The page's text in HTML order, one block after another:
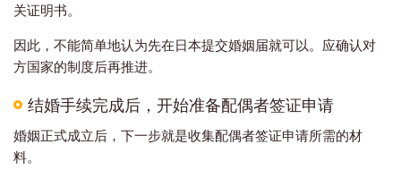
关证明书。
因此，不能简单地认为先在日本提交婚姻届就可以。应确认对
方国家的制度后再推进。
结婚手续完成后，开始准备配偶者签证申请
婚姻正式成立后，下一步就是收集配偶者签证申请所需的材
料。